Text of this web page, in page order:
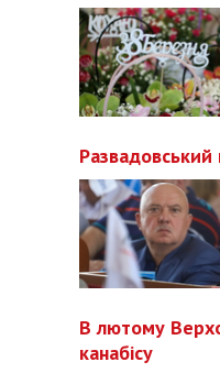
В лютому
канабісу